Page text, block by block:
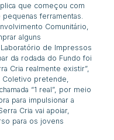
que começou com
ferramentas.
Comunitário,
alguns
de Impressos
da rodada do Fundo foi
Cria realmente existir”,
Coletivo pretende,
“1 real”, por meio
para impulsionar a
Cria vai apoiar,
para os jovens